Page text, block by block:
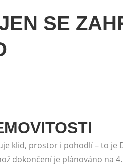
SE
klid, prostor i pohodlí – to je
dokončení je plánováno na